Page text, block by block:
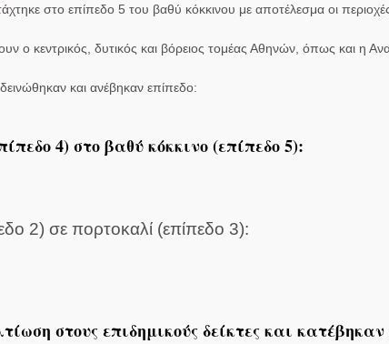
στο επίπεδο 5 του βαθύ κόκκινου με αποτέλεσμα οι περιοχές
ο κεντρικός, δυτικός και βόρειος τομέας Αθηνών, όπως και η
και ανέβηκαν επίπεδο:
4) στο βαθύ κόκκινο (επίπεδο 5):
2) σε πορτοκαλί (επίπεδο 3):
στους επιδημικούς δείκτες και κατέβηκαν